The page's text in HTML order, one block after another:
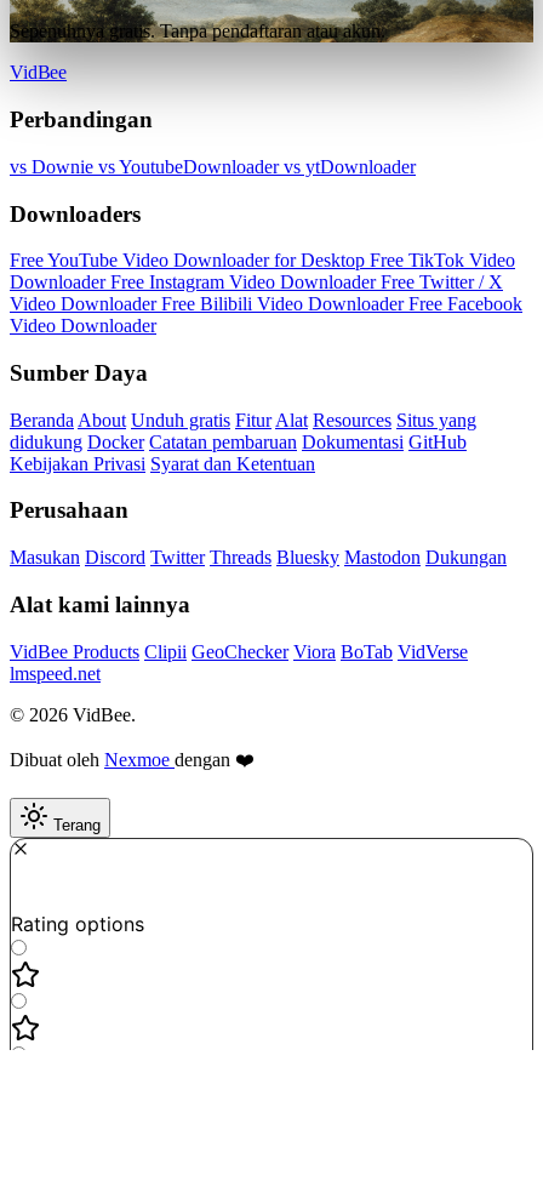
Sepenuhnya gratis. Tanpa pendaftaran atau akun.
VidBee
Perbandingan
vs Downie vs YoutubeDownloadervs ytDownloader
Downloaders
Free YouTube Video Downloader for Desktop Free TikTok Video
DownloaderFree Instagram Video DownloaderFree Twitter / X
Video DownloaderFree Bilibili Video DownloaderFree Facebook
Video Downloader
Sumber Daya
Beranda About Unduh gratis Fitur Alat Resources Situs yang
didukung Docker Catatan pembaruan Dokumentasi GitHub
Kebijakan Privasi Syarat dan Ketentuan
Perusahaan
Masukan Discord Twitter Threads Bluesky Mastodon Dukungan
Alat kami lainnya
VidBee Products Clipii GeoChecker Viora BoTab VidVerse
lmspeed.net
© 2026 VidBee.
Dibuat oleh Nexmoe dengan ❤️
Terang
Rating options